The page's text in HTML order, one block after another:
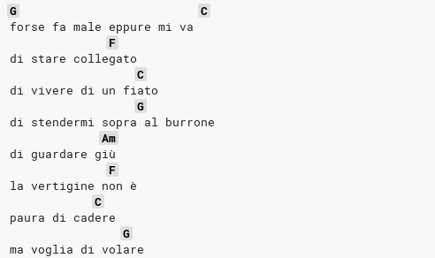
G
C
forse fa male eppure mi va
F
di stare collegato
C
di vivere di un fiato
G
di stendermi sopra al burrone
Am
di guardare giù
F
la vertigine non è
C
paura di cadere
G
ma voglia di volare